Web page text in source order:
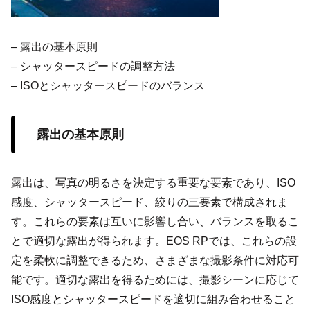
– 露出の基本原則
– シャッタースピードの調整方法
– ISOとシャッタースピードのバランス
露出の基本原則
露出は、写真の明るさを決定する重要な要素であり、ISO
感度、シャッタースピード、絞りの三要素で構成されま
す。これらの要素は互いに影響し合い、バランスを取るこ
とで適切な露出が得られます。EOS RPでは、これらの設
定を柔軟に調整できるため、さまざまな撮影条件に対応可
能です。適切な露出を得るためには、撮影シーンに応じて
ISO感度とシャッタースピードを適切に組み合わせること